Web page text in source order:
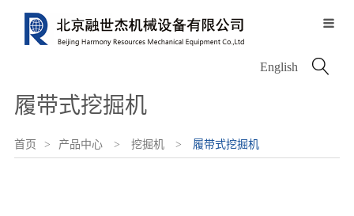

English 
关于我们
资质荣誉
领导致辞
产品中心
电动设备
服务中心
服务网络
服务类型
配件中心
沃尔沃配件
信息中心
图片中心
融世杰人
履带式挖掘机
首页 > 产品中心 > 挖掘机 > 履带式挖掘机